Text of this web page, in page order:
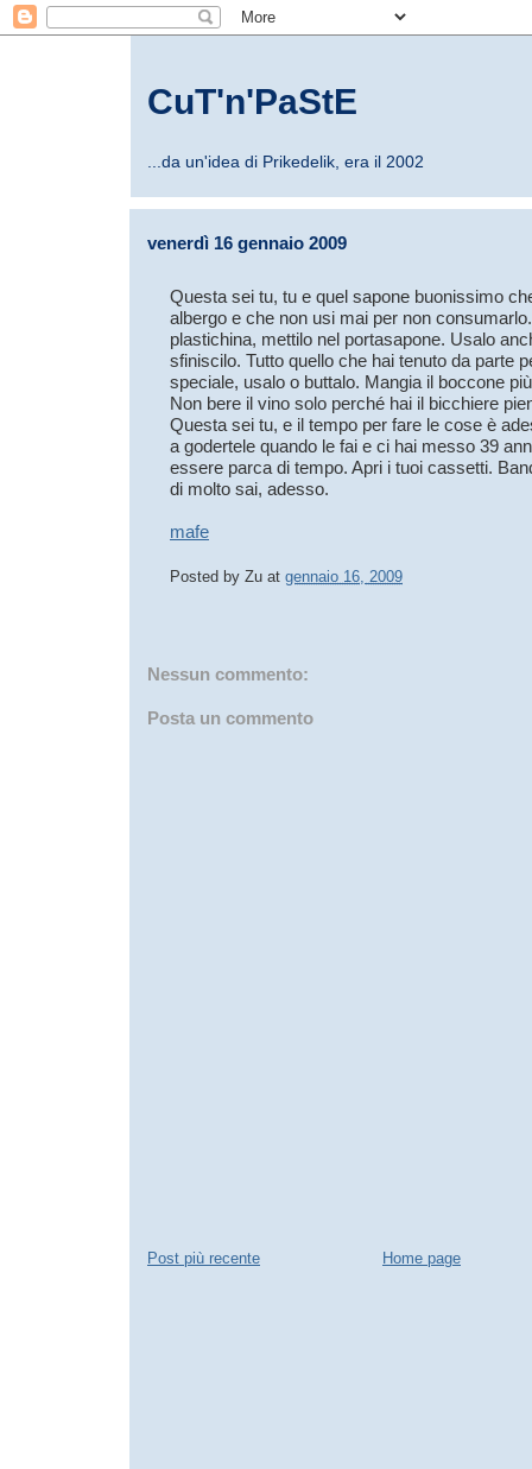
CuT'n'PaStE
...da un'idea di Prikedelik, era il 2002
venerdì 16 gennaio 2009
Questa sei tu, tu e quel sapone buonissimo
albergo e che non usi mai per non
plastichina, mettilo nel portasapone. Usalo
sfiniscilo. Tutto quello che hai tenuto da parte
speciale, usalo o buttalo. Mangia il boccone
Non bere il vino solo perché hai il bicchiere
Questa sei tu, e il tempo per fare le cose è
a godertele quando le fai e ci hai messo 39
essere parca di tempo. Apri i tuoi cassetti.
di molto sai, adesso.
mafe
Posted by Zu at gennaio 16, 2009
Nessun commento:
Posta un commento
Post più recente Home page